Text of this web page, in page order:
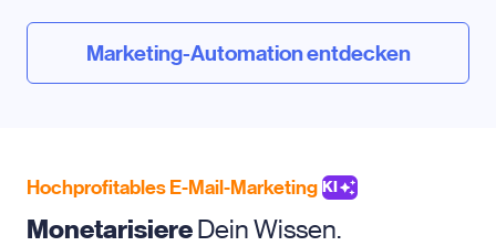
Marketing-Automation entdecken
Hochprofitables E-Mail-Marketing KI
MonetarisiereDein Wissen.